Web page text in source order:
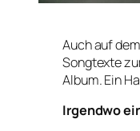
Auch auf
Songtexte
Album. Ein
Irgendwo